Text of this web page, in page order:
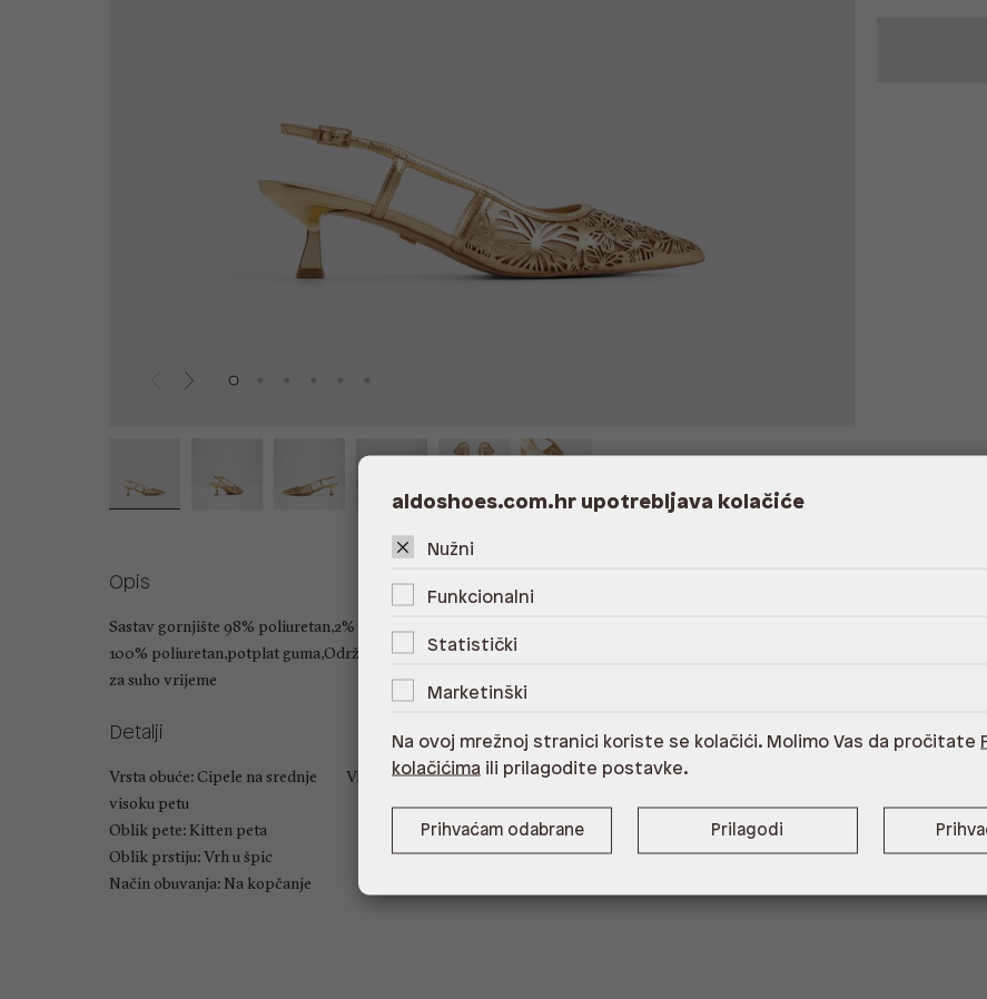
Opis
Sastav gornjište 98% poliuretan,2% legura cinka,podstava 85% najlon,15% poliuretan,uložna tabanica
100% poliuretan,potplat guma,Održavanje odgovarajućim Aldo proizvodom za njegu obuće,Uporaba
za suho vrijeme
Detalji
Vrsta obuće: Cipele na srednje
visoku petu
Oblik pete: Kitten peta
Oblik prstiju: Vrh u špic
Način obuvanja: Na kopčanje
Visina pete: 5.08 cm
aldoshoes.com.hr upotrebljava kolačiće
Nužni
Funkcionalni
Statistički
Marketinški
Na ovoj mrežnoj stranici koriste se kolačići. Molimo Vas da pročitate
kolačićima ili prilagodite postavke.
Prihvaćam odabrane Prilagodi